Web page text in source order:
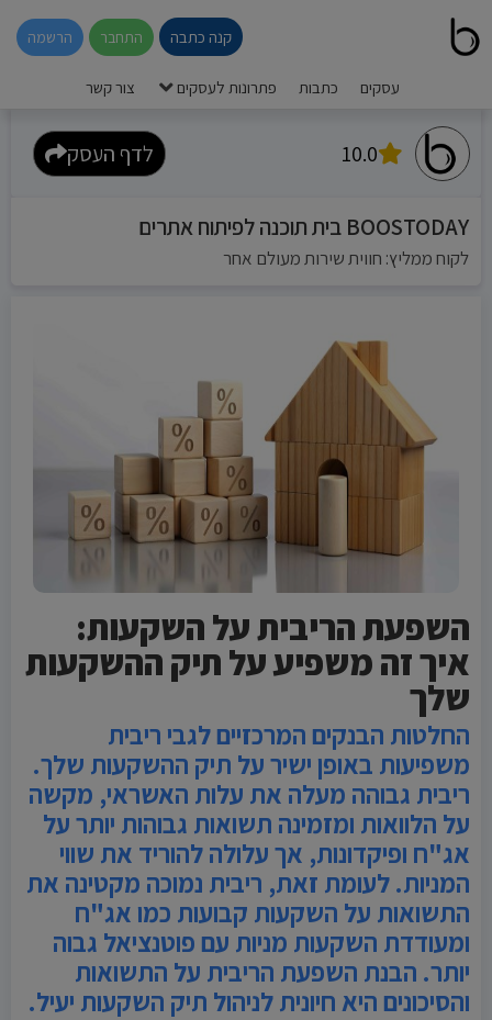
קנה כתבה התחבר הרשמה
עסקים כתבות פתרונות לעסקים צור קשר
10.0 לדף העסק
BOOSTODAY בית תוכנה לפיתוח אתרים
לקוח ממליץ: חווית שירות מעולם אחר
השפעת הריבית על השקעות:
איך זה משפיע על תיק ההשקעות
שלך
החלטות הבנקים המרכזיים לגבי ריבית
משפיעות באופן ישיר על תיק ההשקעות שלך.
ריבית גבוהה מעלה את עלות האשראי, מקשה
על הלוואות ומזמינה תשואות גבוהות יותר על
אג"ח ופיקדונות, אך עלולה להוריד את שווי
המניות. לעומת זאת, ריבית נמוכה מקטינה את
התשואות על השקעות קבועות כמו אג"ח
ומעודדת השקעות מניות עם פוטנציאל גבוה
יותר. הבנת השפעת הריבית על התשואות
והסיכונים היא חיונית לניהול תיק השקעות יעיל.